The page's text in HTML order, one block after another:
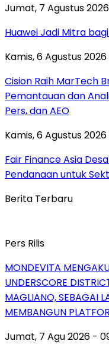
Jumat, 7 Agustus
Huawei Jadi Mitra
Kamis, 6 Agustus 2026
Cision Raih MarTech
Pemantauan dan
Pers, dan AEO
Kamis, 6 Agustus 2026
Fair Finance Asia
Pendanaan untuk
Berita Terbaru
Pers Rilis
MONDEVITA
UNDERSCORE
MAGLIANO, SEBAGAI
MEMBANGUN
Jumat, 7 Agu 2026 -